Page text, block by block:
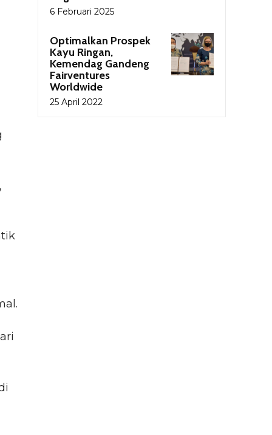
6 Februari 2025
Optimalkan Prospek
Kayu Ringan,
Kemendag Gandeng
Fairventures
Worldwide
25 April 2022